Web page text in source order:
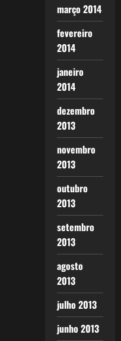
março 2014
fevereiro
2014
janeiro
2014
dezembro
2013
novembro
2013
outubro
2013
setembro
2013
agosto
2013
julho 2013
junho 2013